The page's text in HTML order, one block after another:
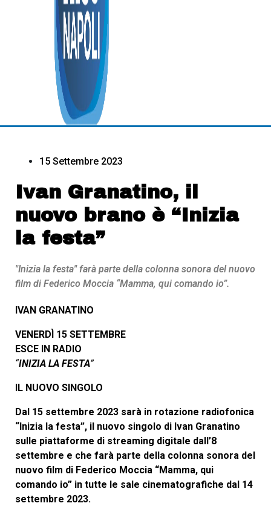
15 Settembre 2023
Ivan Granatino, il
nuovo brano è “Inizia
la festa”
"Inizia la festa" farà parte della colonna sonora del nuovo
film di Federico Moccia “Mamma, qui comando io”.
IVAN GRANATINO
VENERDÌ 15 SETTEMBRE
ESCE IN RADIO
“INIZIA LA FESTA”
IL NUOVO SINGOLO
Dal 15 settembre 2023 sarà in rotazione radiofonica
“Inizia la festa”, il nuovo singolo di Ivan Granatino
sulle piattaforme di streaming digitale dall’8
settembre e che farà parte della colonna sonora del
nuovo film di Federico Moccia “Mamma, qui
comando io” in tutte le sale cinematografiche dal 14
settembre 2023.